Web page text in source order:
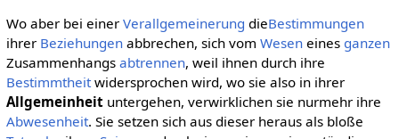
Wo aber bei einer Verallgemeinerung dieBestimmungen
ihrer Beziehungenabbrechen, sich vom Weseneines ganzen
Zusammenhangs abtrennen, weil ihnen durch ihre
Bestimmtheitwidersprochen wird, wo sie also in ihrer
Allgemeinheituntergehen, verwirklichen sie nurmehr ihre
Abwesenheit. Sie setzen sich aus dieser heraus als bloße